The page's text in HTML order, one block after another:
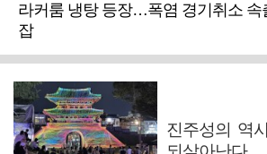
라커룸 냉탕 등장…폭염 경기취소 속
잡
진주성의 역